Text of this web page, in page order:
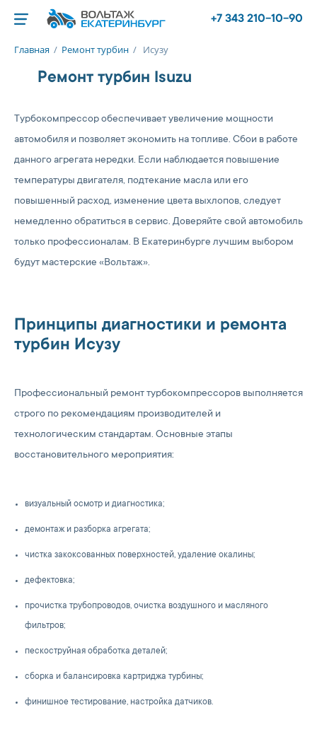
+7 343 210-10-90
Главная / Ремонт турбин / Исузу
Ремонт турбин Isuzu
Турбокомпрессор обеспечивает увеличение мощности
автомобиля и позволяет экономить на топливе. Сбои в работе
данного агрегата нередки. Если наблюдается повышение
температуры двигателя, подтекание масла или его
повышенный расход, изменение цвета выхлопов, следует
немедленно обратиться в сервис. Доверяйте свой автомобиль
только профессионалам. В Екатеринбурге лучшим выбором
будут мастерские «Вольтаж».
Принципы диагностики и ремонта
турбин Исузу
Профессиональный ремонт турбокомпрессоров выполняется
строго по рекомендациям производителей и
технологическим стандартам. Основные этапы
восстановительного мероприятия:
визуальный осмотр и диагностика;
демонтаж и разборка агрегата;
чистка закоксованных поверхностей, удаление окалины;
дефектовка;
прочистка трубопроводов, очистка воздушного и масляного
фильтров;
пескоструйная обработка деталей;
сборка и балансировка картриджа турбины;
финишное тестирование, настройка датчиков.